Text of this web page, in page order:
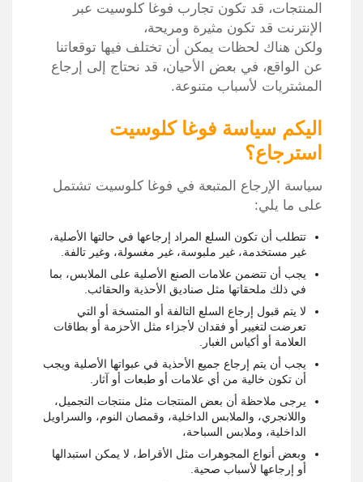
المنتجات، قد تكون تجارب فوغا كلوسيت عبر
الإنترنت قد تكون مثيرة ومريحة،
ولكن هناك لحظات يمكن أن تختلف فيها توقعاتنا
عن الواقع، في بعض الأحيان، قد نحتاج إلى إرجاع
المشتريات لأسباب متنوعة.
اليكم سياسة فوغا كلوسيت
استرجاع؟
سياسة الإرجاع المتبعة في فوغا كلوسيت تشتمل
على ما يلي:
تتطلب أن تكون السلع المراد إرجاعها في حالتها الأصلية،
غير مستخدمة، غير ملبوسة، غير مغسولة، وغير تالفة.
يجب أن تتضمن علامات الصنع الأصلية على الملابس، بما
في ذلك ملحقاتها مثل صناديق الأحذية والحقائب.
لا يتم قبول إرجاع السلع التالفة أو المتسخة أو التي
تعرضت لتغيير أو فقدان لأجزاء مثل الأحزمة أو بطاقات
العلامة أو أكياس الغبار.
يجب أن يتم إرجاع جميع الأحذية في عبواتها الأصلية ويجب
أن تكون خالية من أي علامات أو طبعات أو آثار.
يرجى ملاحظة أن بعض المنتجات مثل منتجات التجميل،
واللانجري، والملابس الداخلية، وقمصان النوم، والسراويل
الداخلية، وملابس السباحة،
وبعض أنواع المجوهرات مثل الأقراط، لا يمكن استبدالها
أو إرجاعها لأسباب صحية.